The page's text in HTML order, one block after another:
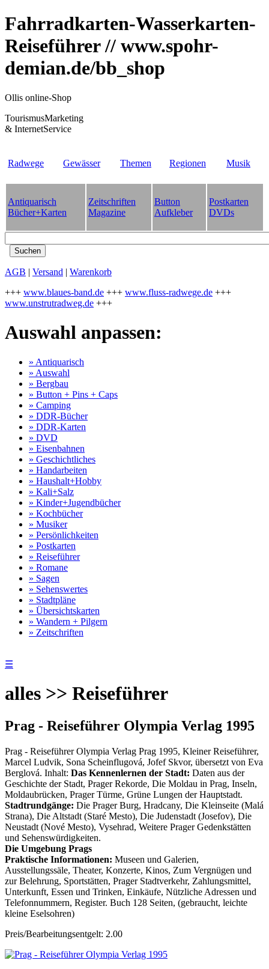
Fahrradkarten-Wasserkarten-
Reiseführer // www.spohr-
demian.de/bb_shop
Ollis online-Shop
TourismusMarketing
& InternetService
Radwege Gewässer Themen Regionen Musik
Antiquarisch
Bücher+Karten
Zeitschriften
Magazine
Button
Aufkleber
Postkarten
DVDs
AGB | Versand | Warenkorb
+++ www.blaues-band.de +++ www.fluss-radwege.de +++
www.unstrutradweg.de +++
Auswahl anpassen:
» Antiquarisch
» Auswahl
» Bergbau
» Button + Pins + Caps
» Camping
» DDR-Bücher
» DDR-Karten
» DVD
» Eisenbahnen
» Geschichtliches
» Handarbeiten
» Haushalt+Hobby
» Kali+Salz
» Kinder+Jugendbücher
» Kochbücher
» Musiker
» Persönlichkeiten
» Postkarten
» Reiseführer
» Romane
» Sagen
» Sehenswertes
» Stadtpläne
» Übersichtskarten
» Wandern + Pilgern
» Zeitschriften
☰
alles >> Reiseführer
Prag - Reiseführer Olympia Verlag 1995
Prag - Reiseführer Olympia Verlag Prag 1995, Kleiner Reiseführer,
Marcel Ludvik, Sona Scheinflugová, Jofef Skvor, übersetzt von Eva
Berglová. Inhalt: Das Kennenlernen der Stadt: Daten aus der
Geschichte der Stadt, Prager Rekorde, Die Moldau in Prag, Inseln,
Moldaubrücken, Prager Türme, Grüne Lungen der Hauptstadt.
Stadtrundgänge: Die Prager Burg, Hradcany, Die Kleinseite (Malá
Strana), Die Altstadt (Staré Mesto), Die Judenstadt (Josefov), Die
Neustadt (Nové Mesto), Vysehrad, Weitere Prager Gedenkstätten
und Sehenswürdigkeiten.
Die Umgebung Prags
Praktische Informationen: Museen und Galerien,
Ausstellungssäle, Theater, Konzerte, Kinos, Zum Vergnügen und
zur Belehrung, Sportstätten, Prager Stadtverkehr, Zahlungsmittel,
Unterkunft, Essen und Trinken, Einkäufe, Nützliche Adressen und
Telefonnummern, Register. Buch 128 Seiten, (gebraucht, leichte
kleine Eselsohren)
Preis/Bearbeitungsentgelt: 2.00